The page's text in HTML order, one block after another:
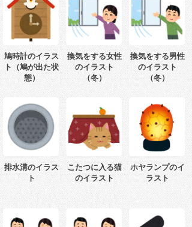
鳩時計のイラス
ト（鳩が出た状
態）
換気をする女性
のイラスト
（冬）
換気をする男性
のイラスト
（冬）
排水溝のイラス
ト
こたつに入る猫
のイラスト
ホヤランプのイ
ラスト